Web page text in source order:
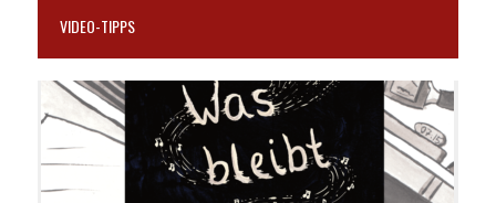
VIDEO-TIPPS